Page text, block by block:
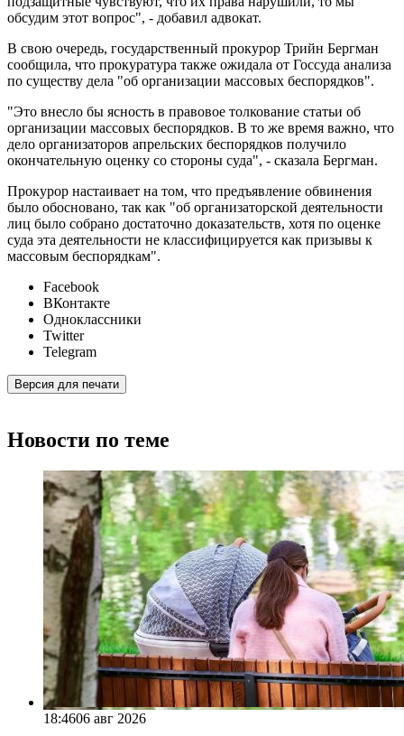
обсудим этот вопрос", - добавил адвокат.
В свою очередь, государственный прокурор Трийн Бергман
сообщила, что прокуратура также ожидала от Госсуда анализа
по существу дела "об организации массовых беспорядков".
"Это внесло бы ясность в правовое толкование статьи об
организации массовых беспорядков. В то же время важно, что
дело организаторов апрельских беспорядков получило
окончательную оценку со стороны суда", - сказала Бергман.
Прокурор настаивает на том, что предъявление обвинения
было обосновано, так как "об организаторской деятельности
лиц было собрано достаточно доказательств, хотя по оценке
суда эта деятельности не классифицируется как призывы к
массовым беспорядкам".
Facebook
ВКонтакте
Одноклассники
Twitter
Telegram
Версия для печати
Новости по теме
18:4606 авг 2026